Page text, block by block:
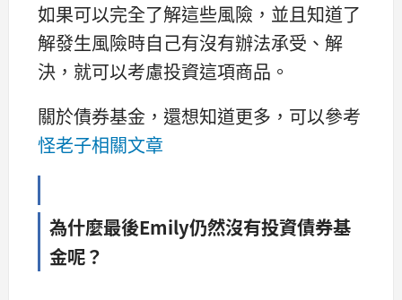
如果可以完全了解這些風險，並且知道了
解發生風險時自己有沒有辦法承受、解
決，就可以考慮投資這項商品。
關於債券基金，還想知道更多，可以參考
怪老子相關文章
為什麼最後Emily仍然沒有投資債券基
金呢？